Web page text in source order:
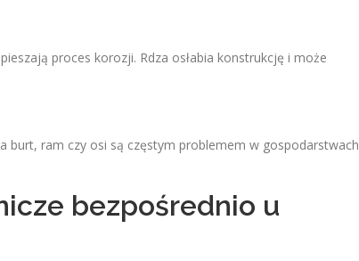
proces korozji. Rdza osłabia konstrukcję i może
burt, ram czy osi są częstym problemem w gospodarstwach
bezpośrednio u